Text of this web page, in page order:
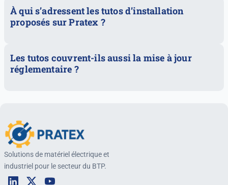
À qui s’adressent les tutos d’installation
proposés sur Pratex ?
Les tutos couvrent-ils aussi la mise à jour
réglementaire ?
Solutions de matériel électrique et
industriel pour le secteur du BTP.